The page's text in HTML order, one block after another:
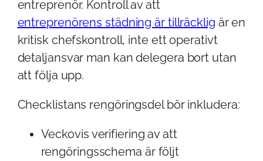
entreprenör. Kontroll av att
entreprenörens städning är tillräcklig är en
kritisk chefskontroll, inte ett operativt
detaljansvar man kan delegera bort utan
att följa upp.
Checklistans rengöringsdel bör inkludera:
Veckovis verifiering av att
rengöringsschema är följt